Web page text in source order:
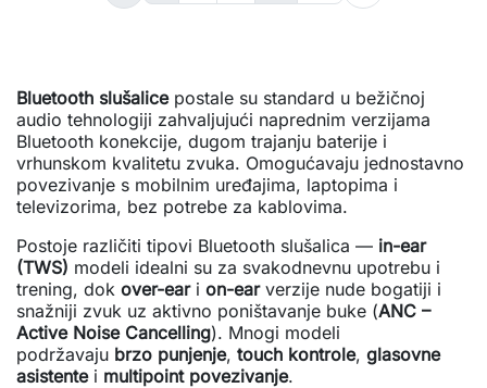
Bluetooth slušalicepostale su standard u bežičnoj
audio tehnologiji zahvaljujući naprednim verzijama
Bluetooth konekcije, dugom trajanju baterije i
vrhunskom kvalitetu zvuka. Omogućavaju jednostavno
povezivanje s mobilnim uređajima, laptopima i
televizorima, bez potrebe za kablovima.
Postoje različiti tipovi Bluetooth slušalica — in-ear
(TWS) modeli idealni su za svakodnevnu upotrebu i
trening, dok over-eari on-earverzije nude bogatiji i
snažniji zvuk uz aktivno poništavanje buke (ANC –
Active Noise Cancelling). Mnogi modeli
podržavaju brzo punjenje, touch kontrole, glasovne
asistentei multipoint povezivanje.